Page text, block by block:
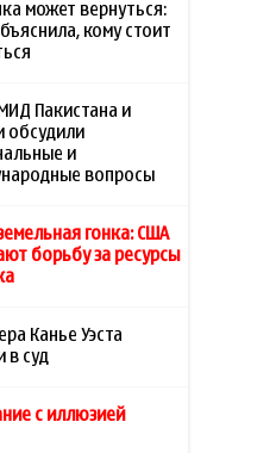
может вернуться:
кому стоит
Пакистана и
обсудили
и
вопросы
гонка: США
борьбу за ресурсы
Канье Уэста
в суд
с иллюзией